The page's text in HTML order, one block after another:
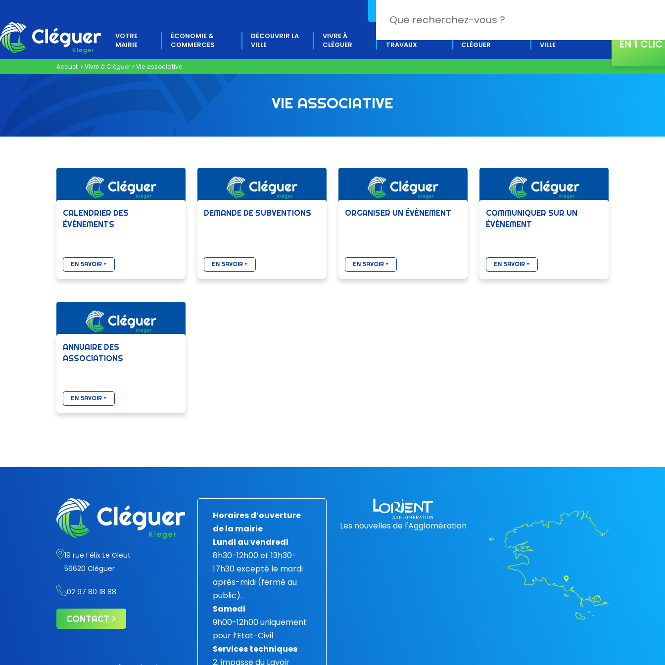
VOTRE
MAIRIE
ÉCONOMIE &
COMMERCES
DÉCOUVRIR LA
VILLE
VIVRE À
CLÉGUER
TRAVAUX
CLÉGUER
VILLE
EN 1 CLIC
Accueil > Vivre à Cléguer > Vie associative
VIE ASSOCIATIVE
CALENDRIER DES
ÉVÈNEMENTS
EN SAVOIR +
DEMANDE DE SUBVENTIONS
EN SAVOIR +
ORGANISER UN ÉVÈNEMENT
EN SAVOIR +
COMMUNIQUER SUR UN
ÉVÈNEMENT
EN SAVOIR +
ANNUAIRE DES
ASSOCIATIONS
EN SAVOIR +
19 rue Félix Le Gleut
56620 Cléguer
02 97 80 18 88
CONTACT
Horaires d’ouverture
de la mairie
Lundi au vendredi
8h30-12h00 et 13h30-
17h30 excepté le mardi
après-midi (fermé au
public).
Samedi
9h00-12h00 uniquement
pour l’Etat-Civil
Services techniques
2, impasse du Lavoir
Les nouvelles de l'Agglomération